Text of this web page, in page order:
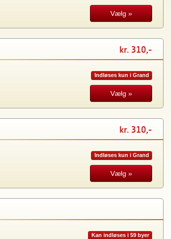
Vælg »
kr. 310,-
Indløses kun i Grand
Vælg »
kr. 310,-
Indløses kun i Grand
Vælg »
Kan indløses i 59 byer